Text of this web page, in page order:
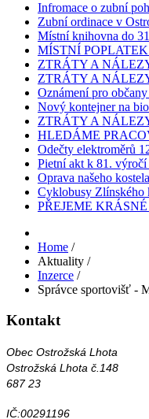
Infromace o zubní
Zubní ordinace v
Místní knihovna do
MÍSTNÍ
ZTRÁTY A
ZTRÁTY A
Oznámení pro
Nový kontejner na
ZTRÁTY A
HLEDÁME
Odečty elektroměrů
Pietní akt k 81. výročí
Oprava našeho kostela
Cyklobusy Zlínského
PŘEJEME
Home /
Aktuality /
Inzerce /
Správce sportovišť -
Kontakt
Obec Ostrožská Lhota
Ostrožská Lhota č.148
687 23
IČ:00291196